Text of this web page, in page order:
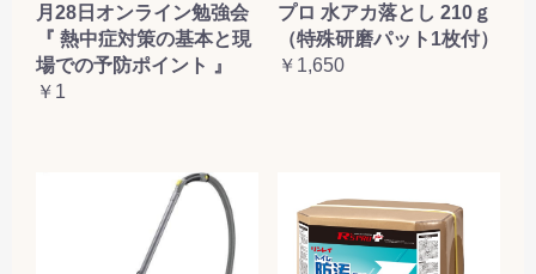
月28日オンライン勉強会
『 熱中症対策の基本と現
場での予防ポイント 』
￥1
プロ 水アカ落とし 210ｇ
（特殊研磨パット1枚付）
￥1,650